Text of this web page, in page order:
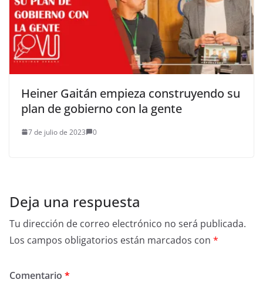
Heiner Gaitán empieza construyendo su
plan de gobierno con la gente
7 de julio de 2023 0
Deja una respuesta
Tu dirección de correo electrónico no será publicada.
Los campos obligatorios están marcados con *
Comentario *